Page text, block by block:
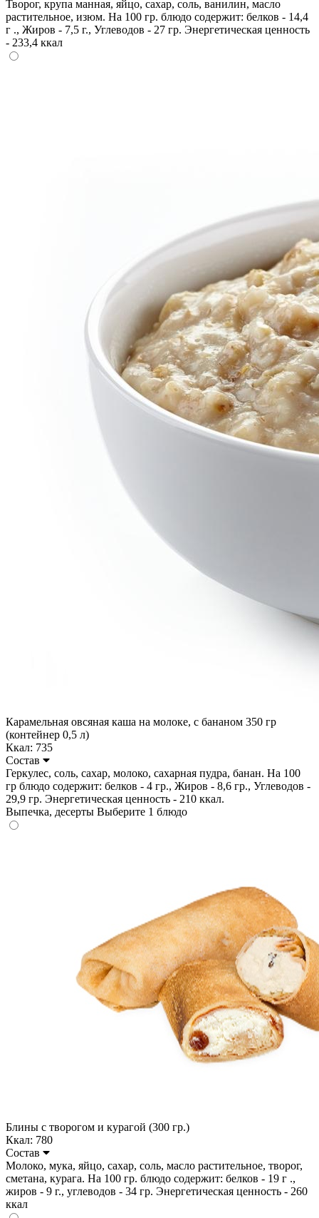
Творог, крупа манная, яйцо, сахар, соль, ванилин, масло
растительное, изюм. На 100 гр. блюдо содержит: белков - 14,4
г ., Жиров - 7,5 г., Углеводов - 27 гр. Энергетическая ценность
- 233,4 ккал
Карамельная овсяная каша на молоке, с бананом 350 гр
(контейнер 0,5 л)
Ккал: 735
Состав
Геркулес, соль, сахар, молоко, сахарная пудра, банан. На 100
гр блюдо содержит: белков - 4 гр., Жиров - 8,6 гр., Углеводов -
29,9 гр. Энергетическая ценность - 210 ккал.
Выпечка, десерты Выберите 1 блюдо
Блины с творогом и курагой (300 гр.)
Ккал: 780
Состав
Молоко, мука, яйцо, сахар, соль, масло растительное, творог,
сметана, курага. На 100 гр. блюдо содержит: белков - 19 г .,
жиров - 9 г., углеводов - 34 гр. Энергетическая ценность - 260
ккал